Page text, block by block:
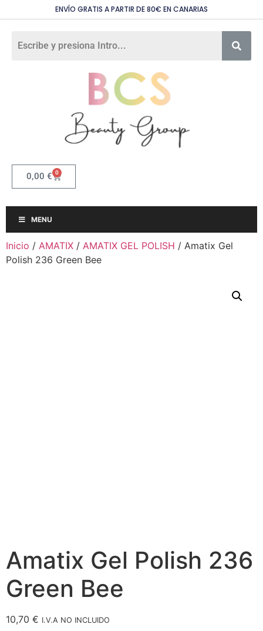
ENVÍO GRATIS A PARTIR DE 80€ EN CANARIAS
0,00 € 0
MENU
Inicio / AMATIX / AMATIX GEL POLISH / Amatix Gel
Polish 236 Green Bee
Amatix Gel Polish 236
Green Bee
10,70 € I.V.A NO INCLUIDO